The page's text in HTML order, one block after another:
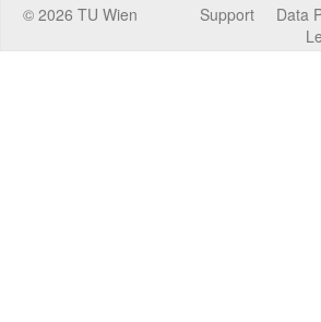
© 2026 TU Wien Data
Support